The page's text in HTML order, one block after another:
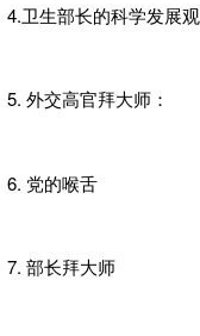
4.卫生部长的科学发展
5. 外交高官拜大师：
6. 党的喉舌
7. 部长拜大师